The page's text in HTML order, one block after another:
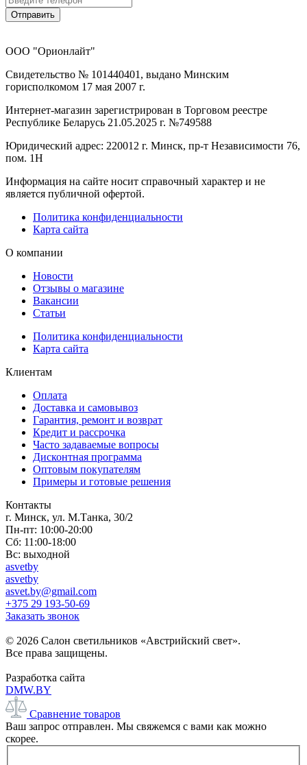
Отправить
ООО "Орионлайт"
Свидетельство № 101440401, выдано Минским
горисполкомом 17 мая 2007 г.
Интернет-магазин зарегистрирован в Торговом реестре
Республике Беларусь 21.05.2025 г. №749588
Юридический адрес: 220012 г. Минск, пр-т Независимости 76,
пом. 1Н
Информация на сайте носит справочный характер и не
является публичной офертой.
Политика конфиденциальности
Карта сайта
О компании
Новости
Отзывы о магазине
Вакансии
Статьи
Политика конфиденциальности
Карта сайта
Клиентам
Оплата
Доставка и самовывоз
Гарантия, ремонт и возврат
Кредит и рассрочка
Часто задаваемые вопросы
Дисконтная программа
Оптовым покупателям
Примеры и готовые решения
Контакты
г. Минск, ул. М.Танка, 30/2
Пн-пт: 10:00-20:00
Сб: 11:00-18:00
Вс: выходной
asvetby
asvetby
asvet.by@gmail.com
+375 29 193-50-69
Заказать звонок
© 2026 Салон светильников «Австрийский свет».
Все права защищены.
Разработка сайта
DMW.BY
Сравнение товаров
Ваш запрос отправлен. Мы свяжемся с вами как можно
скорее.